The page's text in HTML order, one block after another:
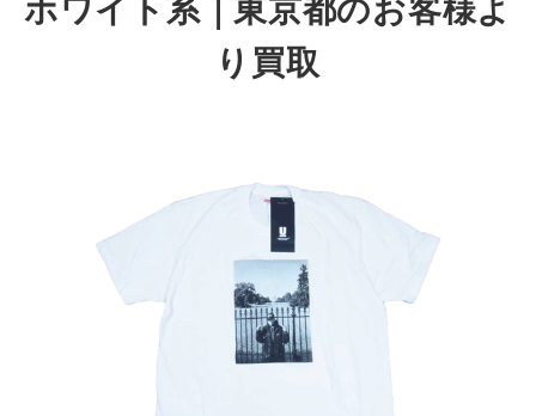
ホワイト系｜東京都のお客様よ
り買取